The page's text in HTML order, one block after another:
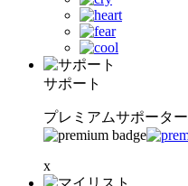
サポート
プレミアムサポーター
x